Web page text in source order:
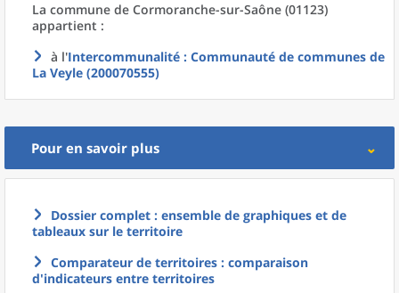
La commune de Cormoranche-sur-Saône (01123)
appartient :
à l'Intercommunalité : Communauté de communes de
La Veyle (200070555)
Pour en savoir plus
Dossier complet : ensemble de graphiques et de
tableaux sur le territoire
Comparateur de territoires : comparaison
d'indicateurs entre territoires